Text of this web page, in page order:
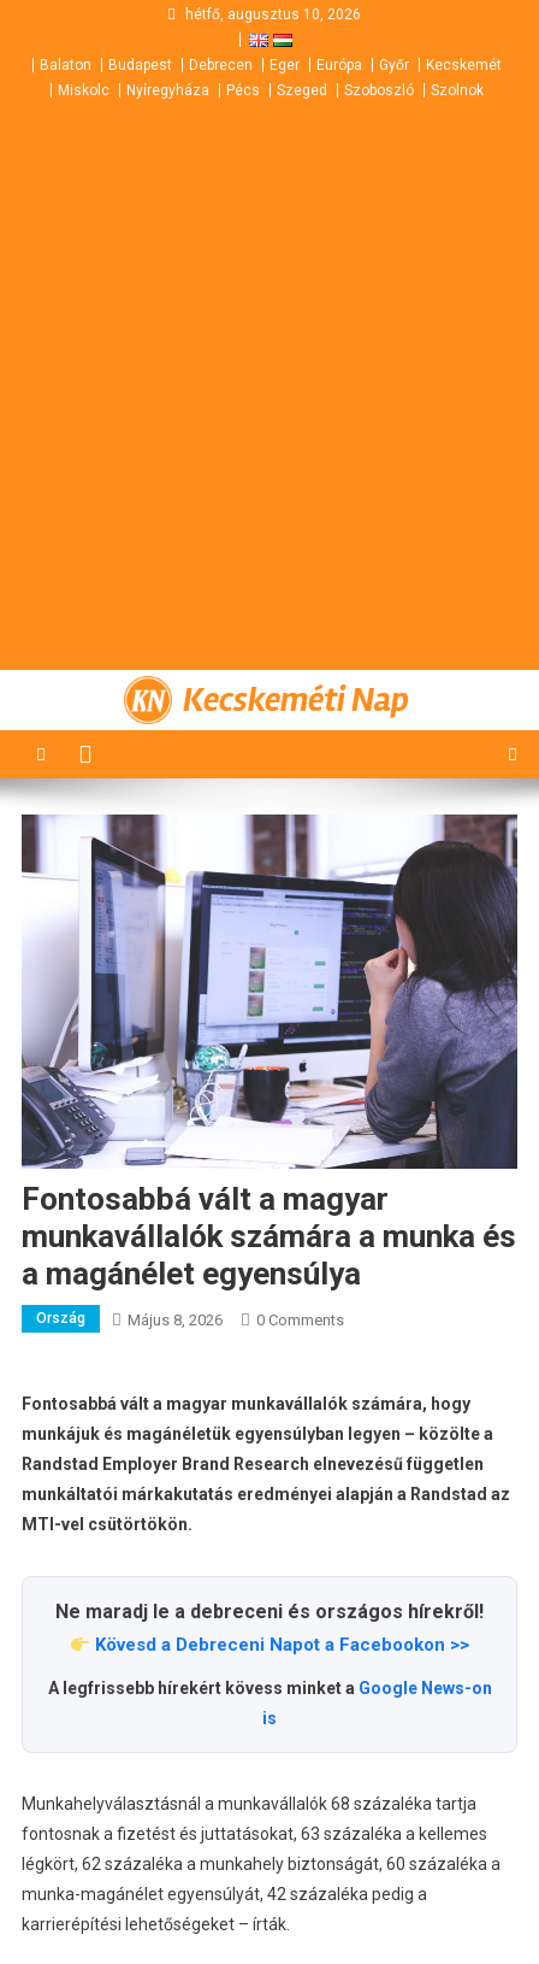
content
hétfő, augusztus 10, 2026
Balaton Budapest Debrecen Eger Európa Győr
Kecskemét
Miskolc
Nyíregyháza Pécs Szeged Szoboszló Szolnok
Kecskeméti Nap
Fontosabbá vált a magyar
munkavállalók számára a munka és
a magánélet egyensúlya
Ország Május 8, 2026 0 Comments
Fontosabbá vált a magyar munkavállalók számára, hogy
munkájuk és magánéletük egyensúlyban legyen – közölte a
Randstad Employer Brand Research elnevezésű független
munkáltatói márkakutatás eredményei alapján a Randstad az
MTI-vel csütörtökön.
Ne maradj le a debreceni és országos hírekről!
Kövesd a Debreceni Napot a Facebookon >>
A legfrissebb hírekért kövess minket a Google News-on
is
Munkahelyválasztásnál a munkavállalók 68 százaléka tartja
fontosnak a fizetést és juttatásokat, 63 százaléka a kellemes
légkört, 62 százaléka a munkahely biztonságát, 60 százaléka a
munka-magánélet egyensúlyát, 42 százaléka pedig a
karrierépítési lehetőségeket – írták.